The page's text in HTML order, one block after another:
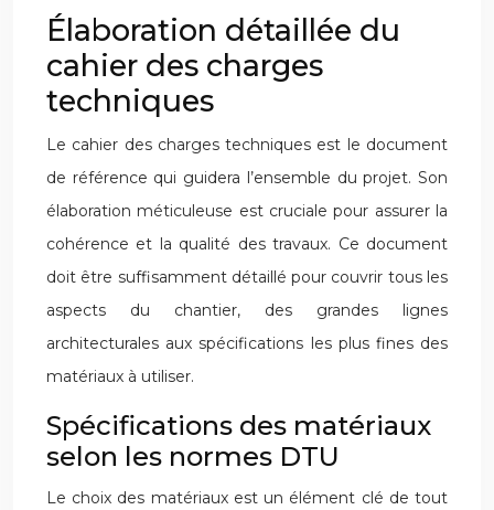
Élaboration détaillée du
cahier des charges
techniques
Le cahier des charges techniques est le document
de référence qui guidera l’ensemble du projet. Son
élaboration méticuleuse est cruciale pour assurer la
cohérence et la qualité des travaux. Ce document
doit être suffisamment détaillé pour couvrir tous les
aspects du chantier, des grandes lignes
architecturales aux spécifications les plus fines des
matériaux à utiliser.
Spécifications des matériaux
selon les normes DTU
Le choix des matériaux est un élément clé de tout